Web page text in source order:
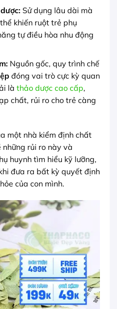
Sử dụng lâu dài mà
khiến ruột trẻ phụ
tự điều hòa nhu động
Nguồn gốc, quy trình chế
đóng vai trò cực kỳ quan
là thảo dược cao cấp,
chất, rủi ro cho trẻ càng
một nhà kiểm định chất
những rủi ro này và
huynh tìm hiểu kỹ lưỡng,
đưa ra bất kỳ quyết định
của con mình.